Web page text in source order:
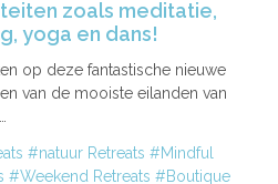
zoals meditatie,
yoga en dans!
op deze fantastische nieuwe
van de mooiste eilanden van
natuur Retreats
Mindful
Weekend Retreats
Boutique